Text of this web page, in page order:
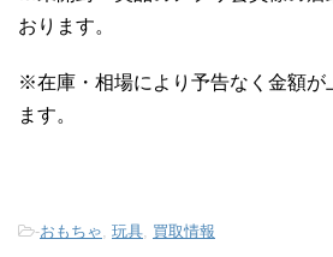
おります。
※在庫・相場により予告なく金額が
ます。
-おもちゃ, 玩具, 買取情報